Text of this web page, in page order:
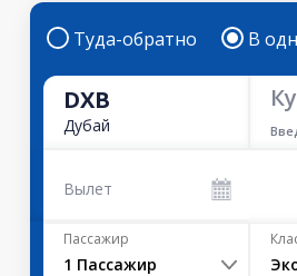
Туда-обратно В
DXB
Дубай
Вылет
Пассажир
1 Пассажир